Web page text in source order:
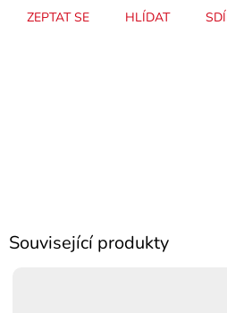
ZEPTAT SE HLÍDAT
Související produkty